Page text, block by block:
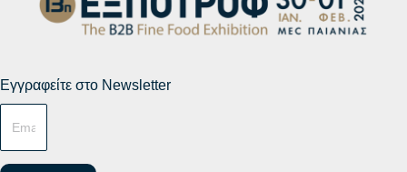
Εγγραφείτε στο Newsletter